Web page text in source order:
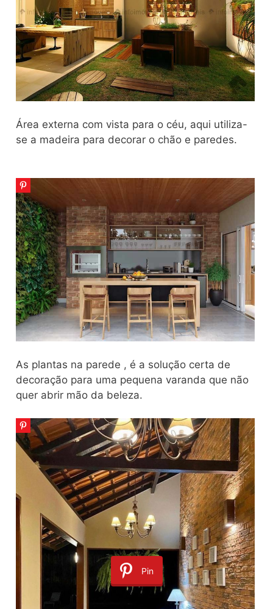
Área externa com vista para o céu, aqui utiliza-
se a madeira para decorar o chão e paredes.
As plantas na parede , é a solução certa de
decoração para uma pequena varanda que não
quer abrir mão da beleza.
Pin